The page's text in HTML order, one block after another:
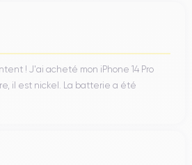
! J'ai acheté mon iPhone 14 Pro
il est nickel. La batterie a été